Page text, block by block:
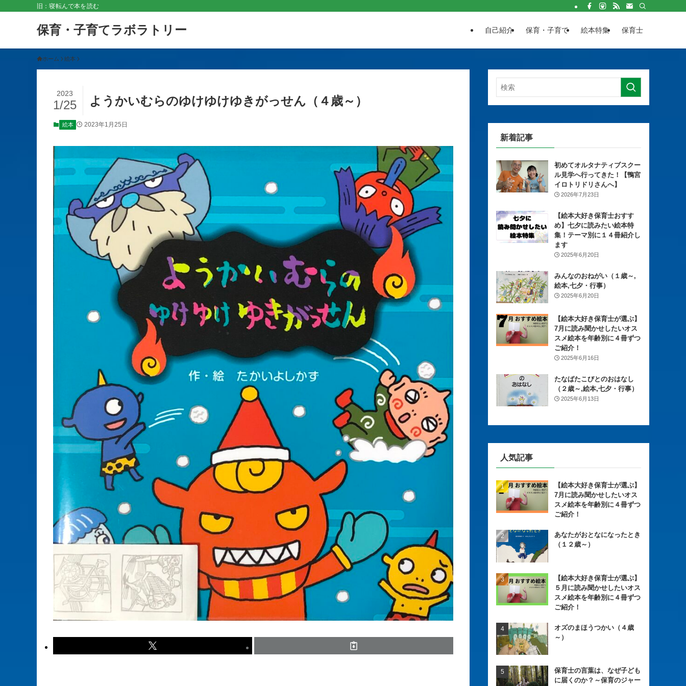
旧：寝転んで本を読む
保育・子育てラボラトリー 自己紹介 保育・子育て 絵本特集 保育士
ホーム 絵本
ようかいむらのゆけゆけゆきがっせん（４歳～）
2023
1/25
絵本 2023年1月25日
新着記事
初めてオルタナティブスクー
ル見学へ行ってきた！【鴨宮
イロトリドリさんへ】
2026年7月23日
【絵本大好き保育士おすす
め】七夕に読みたい絵本特
集！テーマ別に１４冊紹介し
ます
2025年6月20日
みんなのおねがい（１歳～,
絵本,七夕・行事）
2025年6月20日
【絵本大好き保育士が選ぶ】
7月に読み聞かせしたいオス
スメ絵本を年齢別に４冊ずつ
ご紹介！
2025年6月16日
たなばたこびとのおはなし
（２歳～,絵本,七夕・行事）
2025年6月13日
人気記事
【絵本大好き保育士が選ぶ】
7月に読み聞かせしたいオス
スメ絵本を年齢別に４冊ずつ
ご紹介！
あなたがおとなになったとき
（１２歳～）
【絵本大好き保育士が選ぶ】
５月に読み聞かせしたいオス
スメ絵本を年齢別に４冊ずつ
ご紹介！
オズのまほうつかい（４歳
～）
保育士の言葉は、なぜ子ども
に届くのか？～保育のジャー